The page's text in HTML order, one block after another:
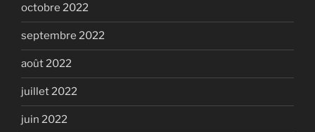
octobre 2022
septembre 2022
août 2022
juillet 2022
juin 2022